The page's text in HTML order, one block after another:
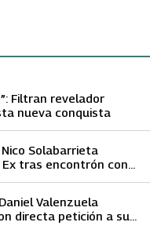
Filtran revelador
nueva conquista
Nico Solabarrieta
tras encontrón con
Valenzuela
directa petición a su